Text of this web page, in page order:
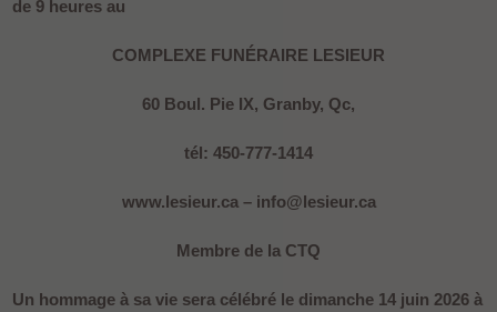
de 9 heures au
COMPLEXE FUNÉRAIRE LESIEUR
60 Boul. Pie IX, Granby, Qc,
tél: 450-777-1414
www.lesieur.ca – info@lesieur.ca
Membre de la CTQ
Un hommage à sa vie sera célébré le dimanche 14 juin 2026 à